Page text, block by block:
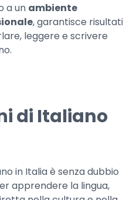
a un ambiente
, garantisce risultati
leggere e scrivere
di Italiano
in Italia è senza dubbio
apprendere la lingua,